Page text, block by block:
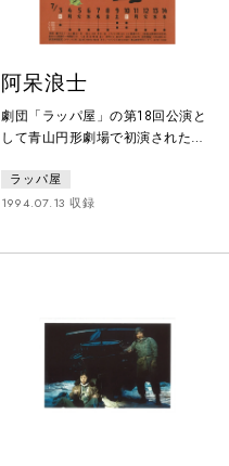
阿呆浪士
劇団「ラッパ屋」の第18回公演と
して青山円形劇場で初演された、
の魚屋「八」が、赤穂浪士として
討ち入りを果たすまでを描く。
ラッパ屋
1994.07.13 収録